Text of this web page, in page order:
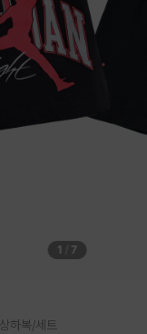
1 7
상하복/세트